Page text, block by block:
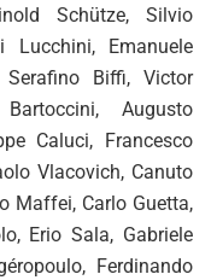
Schütze, Silvio
Lucchini, Emanuele
Serafino Biffi, Victor
Augusto
Caluci, Francesco
Vlacovich, Canuto
Maffei, Carlo Guetta,
Erio Sala, Gabriele
Ferdinando